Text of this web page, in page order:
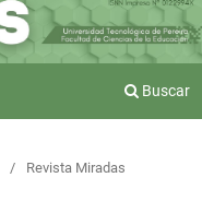
Buscar
/ Revista Miradas